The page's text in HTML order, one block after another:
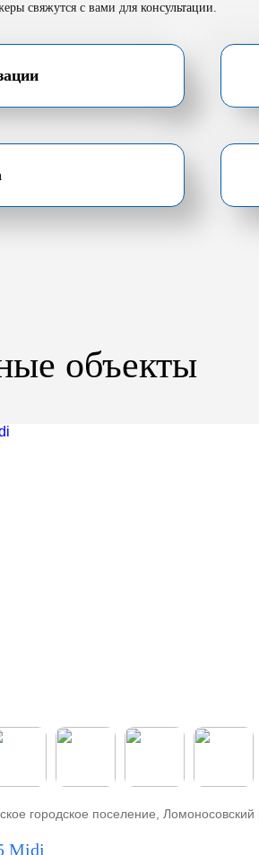
свяжутся с вами для консультации.
объекты
городское поселение, Ломоносовский
Midi